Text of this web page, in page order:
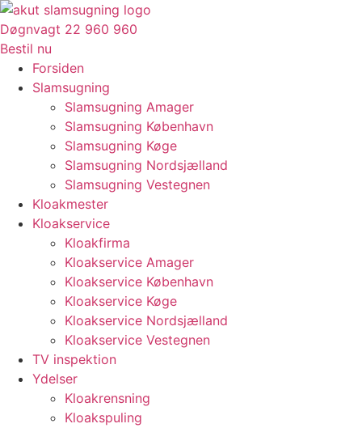
Videre
til
indhold
Døgnvagt 22 960 960
Bestil nu
Forsiden
Slamsugning
Slamsugning Amager
Slamsugning København
Slamsugning Køge
Slamsugning Nordsjælland
Slamsugning Vestegnen
Kloakmester
Kloakservice
Kloakfirma
Kloakservice Amager
Kloakservice København
Kloakservice Køge
Kloakservice Nordsjælland
Kloakservice Vestegnen
TV inspektion
Ydelser
Kloakrensning
Kloakspuling